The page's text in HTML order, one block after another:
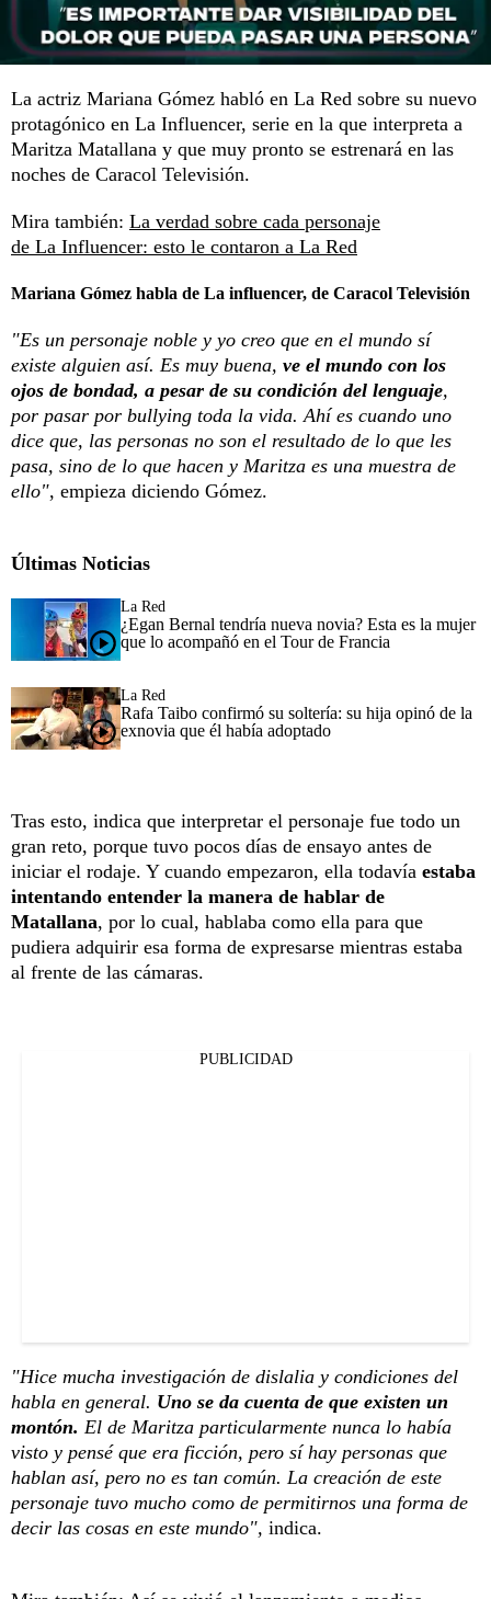
La actriz Mariana Gómez habló en La Red sobre su nuevo
protagónico en La Influencer, serie en la que interpreta a
Maritza Matallana y que muy pronto se estrenará en las
noches de Caracol Televisión.
Mira también: La verdad sobre cada personaje
de La Influencer: esto le contaron a La Red
Mariana Gómez habla de La influencer, de Caracol Televisión
"Es un personaje noble y yo creo que en el mundo sí
existe alguien así. Es muy buena, ve el mundo con los
ojos de bondad, a pesar de su condición del lenguaje,
por pasar por bullying toda la vida. Ahí es cuando uno
dice que, las personas no son el resultado de lo que les
pasa, sino de lo que hacen y Maritza es una muestra de
ello", empieza diciendo Gómez.
Últimas Noticias
La Red
¿Egan Bernal tendría nueva novia? Esta es la mujer
que lo acompañó en el Tour de Francia
La Red
Rafa Taibo confirmó su soltería: su hija opinó de la
exnovia que él había adoptado
Tras esto, indica que interpretar el personaje fue todo un
gran reto, porque tuvo pocos días de ensayo antes de
iniciar el rodaje. Y cuando empezaron, ella todavía estaba
intentando entender la manera de hablar de
Matallana, por lo cual, hablaba como ella para que
pudiera adquirir esa forma de expresarse mientras estaba
al frente de las cámaras.
PUBLICIDAD
"Hice mucha investigación de dislalia y condiciones del
habla en general. Uno se da cuenta de que existen un
montón. El de Maritza particularmente nunca lo había
visto y pensé que era ficción, pero sí hay personas que
hablan así, pero no es tan común. La creación de este
personaje tuvo mucho como de permitirnos una forma de
decir las cosas en este mundo", indica.